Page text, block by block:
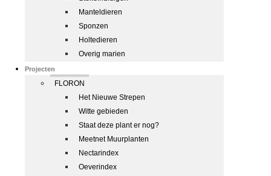
Manteldieren
Sponzen
Holtedieren
Overig marien
Projecten
FLORON
Het Nieuwe Strepen
Witte gebieden
Staat deze plant er nog?
Meetnet Muurplanten
Nectarindex
Oeverindex